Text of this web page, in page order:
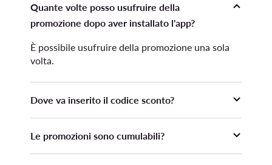
Quante volte posso usufruire della
promozione dopo aver installato l'app?
È possibile usufruire della promozione una sola
volta.
Dove va inserito il codice sconto?
inoltrare l'ordine nella sezione Carrello,
Le promozioni sono cumulabili?